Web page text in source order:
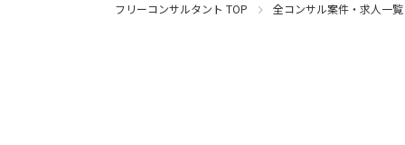
フリーコンサルタント TOP 全コンサル案件・求人一覧